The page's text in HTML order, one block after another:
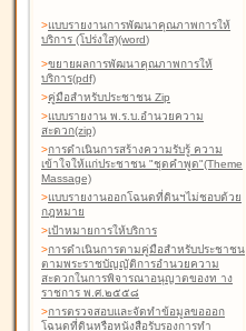
>แบบรายงานการพัฒนาคุณภาพการให้
บริการ (โปร่งใส)(word)
>ขยายผลการพัฒนาคุณภาพการให้
บริการ(pdf)
>คู่มือสำหรับประชาชน Zip
>แบบรายงาน พ.ร.บ.อำนวยความ
สะดวก(zip)
>การดำเนินการสร้างความรับรู้ ความ
เข้าใจให้แก่ประชาชน "ชุดคำพูด"(Theme
Massage)
>แบบรายงานออกโฉนดที่ดินฯไม่ชอบด้วย
กฎหมาย
>เป้าหมายการให้บริการ
>การดำเนินการตามคู่มือสำหรับประชาชน
ตามพระราชบัญญัติการอำนวยความ
สะดวกในการพิจารณาอนุญาตของท าง
ราชการ พ.ศ.๒๕๕๘
>การตรวจสอบและจัดทำข้อมูลขอออก
โฉนดที่ดินหรือหนังสือรับรองการทำ